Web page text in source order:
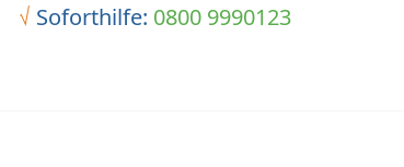
√ Soforthilfe: 0800 9990123